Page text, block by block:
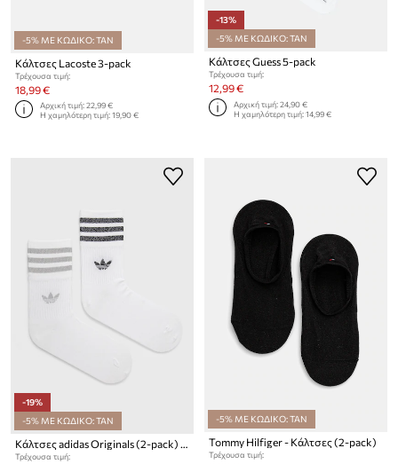
-5% ΜΕ ΚΩΔΙΚΟ: TAN
Κάλτσες Lacoste 3-pack
Τρέχουσα τιμή:
18,99 €
Αρχική τιμή:22,99 €
Η χαμηλότερη τιμή:19,90 €
-13%
-5% ΜΕ ΚΩΔΙΚΟ: TAN
Κάλτσες Guess 5-pack
Τρέχουσα τιμή:
12,99 €
Αρχική τιμή:24,90 €
Η χαμηλότερη τιμή:14,99 €
-19%
-5% ΜΕ ΚΩΔΙΚΟ: TAN
Τρέχουσα τιμή:
-5% ΜΕ ΚΩΔΙΚΟ: TAN
Tommy Hilfiger - Κάλτσες (2-pack)
Τρέχουσα τιμή: